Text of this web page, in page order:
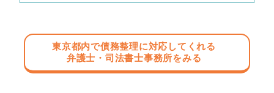
東京都内で債務整理に対応してくれる
弁護士・司法書士事務所をみる